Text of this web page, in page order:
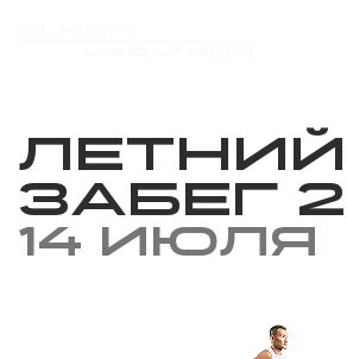
Летний
Забег
14 июля